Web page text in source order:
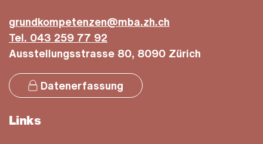
grundkompetenzen@mba.zh.ch
Tel. 043 259 77 92
Ausstellungsstrasse 80, 8090 Zürich
Datenerfassung
Links